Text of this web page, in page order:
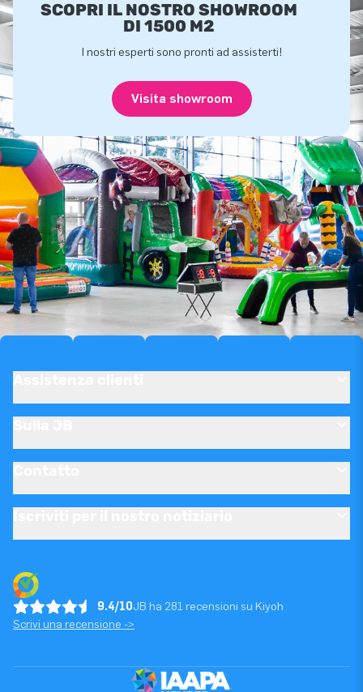
SCOPRI IL NOSTRO SHOWROOM
DI 1500 M2
I nostri esperti sono pronti ad assisterti!
Visita showroom
9.4/10JB ha 281 recensioni su Kiyoh
Scrivi una recensione ->